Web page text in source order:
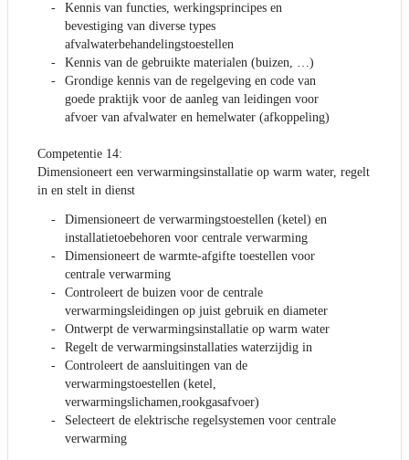
Kennis van functies, werkingsprincipes en
bevestiging van diverse types
afvalwaterbehandelingstoestellen
Kennis van de gebruikte materialen (buizen, …)
Grondige kennis van de regelgeving en code van
goede praktijk voor de aanleg van leidingen voor
afvoer van afvalwater en hemelwater (afkoppeling)
Competentie 14:
Dimensioneert een verwarmingsinstallatie op warm water, regelt
in en stelt in dienst
Dimensioneert de verwarmingstoestellen (ketel) en
installatietoebehoren voor centrale verwarming
Dimensioneert de warmte-afgifte toestellen voor
centrale verwarming
Controleert de buizen voor de centrale
verwarmingsleidingen op juist gebruik en diameter
Ontwerpt de verwarmingsinstallatie op warm water
Regelt de verwarmingsinstallaties waterzijdig in
Controleert de aansluitingen van de
verwarmingstoestellen (ketel,
verwarmingslichamen,rookgasafvoer)
Selecteert de elektrische regelsystemen voor centrale
verwarming